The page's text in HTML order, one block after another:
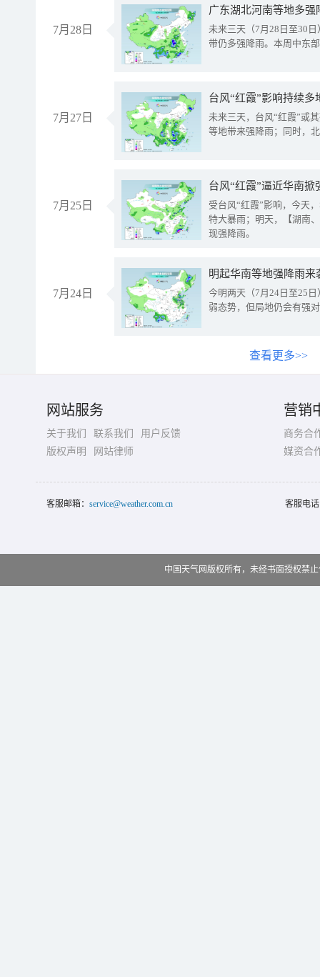
7月28日
广东湖北河南等地多
未来三天（7月28日至30
带仍多强降雨。本周中东
7月27日
台风“红霞”影响持续
未来三天，台风“红霞”或
等地带来强降雨；同时，
7月25日
台风“红霞”逼近华南
受台风“红霞”影响，今天
特大暴雨；明天，【湖南
现强降雨。
7月24日
明起华南等地强降雨
今明两天（7月24日至25
弱态势，但局地仍会有强
查看更多>>
网站服务
关于我们 联系我们
用户反馈
版权声明
网站律师
营销
商务合
媒资合
客服邮箱： service@weather.com.cn 客服电
中国天气网版权所有，未经书面授权